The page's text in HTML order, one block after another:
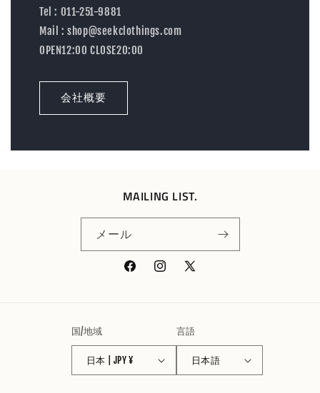
Tel : 011-251-9881
Mail : shop@seekclothings.com
OPEN12:00 CLOSE20:00
会社概要
MAILING LIST.
メール
FacebookInstagram
X
国/地域
日本 | JPY ¥
言語
日本語